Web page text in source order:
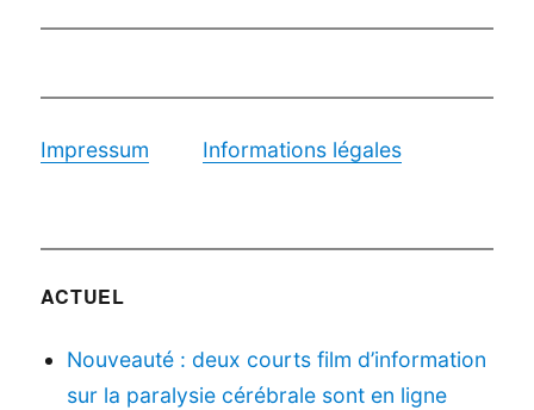
Impressum Informations légales
ACTUEL
Nouveauté : deux courts film d’information
sur la paralysie cérébrale sont en ligne